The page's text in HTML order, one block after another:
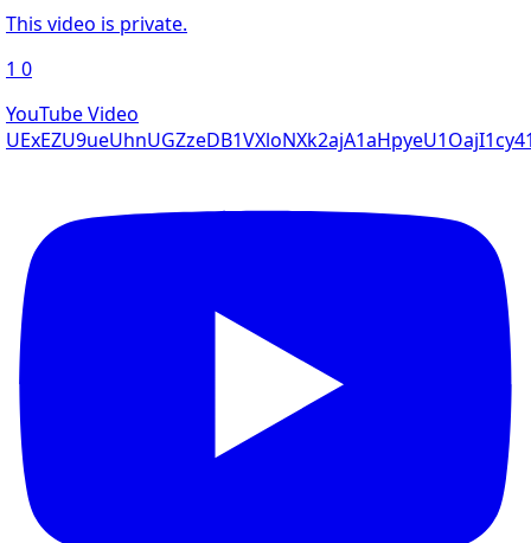
This video is private.
1 0
YouTube Video